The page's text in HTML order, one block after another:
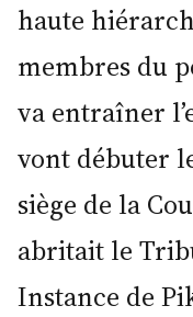
haute
membres du
va entraîner
vont débuter
siège de la
abritait le
Instance de